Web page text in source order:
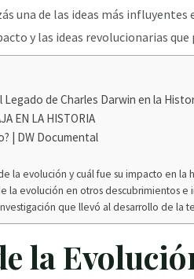
una de las ideas más influyentes
y las ideas revolucionarias
Legado de Charles Darwin en la
EN LA HISTORIA
| DW Documental
la evolución y cuál fue su impacto en la
la evolución en otros descubrimientos e
que llevó al desarrollo de la
la